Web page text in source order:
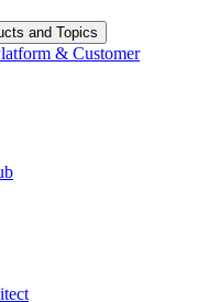
and Topics
& Customer